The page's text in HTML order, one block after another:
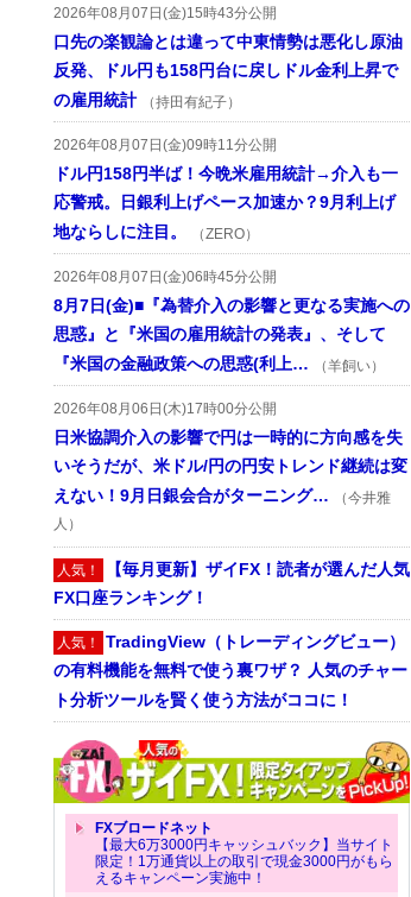
2026年08月07日(金)15時43分公開
口先の楽観論とは違って中東情勢は悪化し原油
反発、ドル円も158円台に戻しドル金利上昇で
の雇用統計
（持田有紀子）
2026年08月07日(金)09時11分公開
ドル円158円半ば！今晩米雇用統計→介入も一
応警戒。日銀利上げペース加速か？9月利上げ
地ならしに注目。
（ZERO）
2026年08月07日(金)06時45分公開
8月7日(金)■『為替介入の影響と更なる実施への
思惑』と『米国の雇用統計の発表』、そして
『米国の金融政策への思惑(利上…
（羊飼い）
2026年08月06日(木)17時00分公開
日米協調介入の影響で円は一時的に方向感を失
いそうだが、米ドル/円の円安トレンド継続は変
えない！9月日銀会合がターニング…
（今井雅
人）
人気！ 【毎月更新】ザイFX！読者が選んだ人気
FX口座ランキング！
人気！ TradingView（トレーディングビュー）
の有料機能を無料で使う裏ワザ？ 人気のチャー
ト分析ツールを賢く使う方法がココに！
FXブロードネット
【最大6万3000円キャッシュバック】当サイト
限定！1万通貨以上の取引で現金3000円がもら
えるキャンペーン実施中！